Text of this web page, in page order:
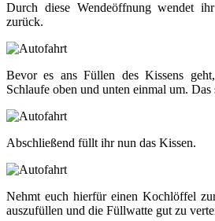
Durch diese Wendeöffnung wendet
zurück.
Bevor es ans Füllen des Kissens
Schlaufe oben und unten einmal um. Das
Abschließend füllt ihr nun das Kissen.
Nehmt euch hierfür einen Kochlöffel
auszufüllen und die Füllwatte gut zu